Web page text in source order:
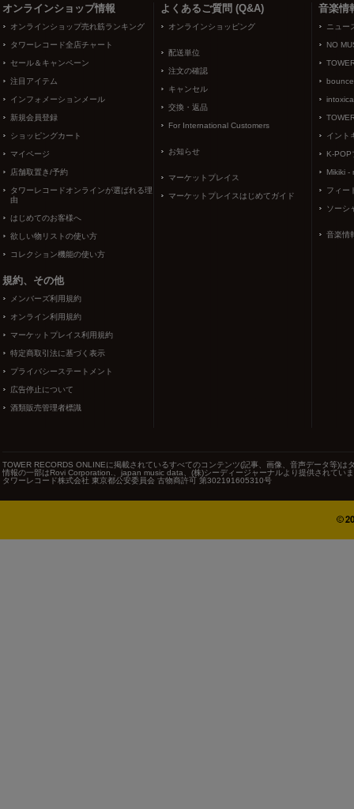
オンラインショップ情報
オンラインショップ売れ筋ランキング
タワーレコード全店チャート
セール＆キャンペーン
注目アイテム
インフォメーションメール
新規会員登録
ショッピングカート
マイページ
店舗取置き/予約
タワーレコードオンラインが選ばれる理
由
はじめてのお客様へ
欲しい物リストの使い方
コレクション機能の使い方
規約、その他
メンバーズ利用規約
オンライン利用規約
マーケットプレイス利用規約
特定商取引法に基づく表示
プライバシーステートメント
広告停止について
酒類販売管理者標識
よくあるご質問 (Q&A)
オンラインショッピング
配送単位
注文の確認
キャンセル
交換・返品
For International Customers
お知らせ
マーケットプレイス
マーケットプレイスはじめてガイド
音楽情
ニュー
NO
bounce
イント
K-POP
Mikiki -
フィー
ソーシ
音楽情
TOWER RECORDS ONLINEに掲載されているすべてのコンテンツ(記事、画像、音声データ等)
情報の一部はRovi Corporation.、japan music data、(株)シーディージャーナルより提供されてい
タワーレコード株式会社 東京都公安委員会 古物商許可 第302191605310号